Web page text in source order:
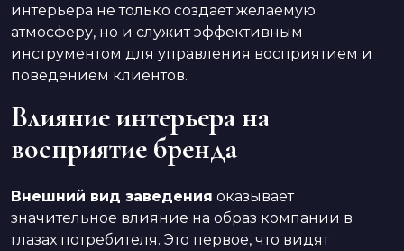
интерьера не только создаёт желаемую
атмосферу, но и служит эффективным
инструментом для управления восприятием и
поведением клиентов.
Влияние интерьера на
восприятие бренда
Внешний вид заведения оказывает
значительное влияние на образ компании в
глазах потребителя. Это первое, что видят